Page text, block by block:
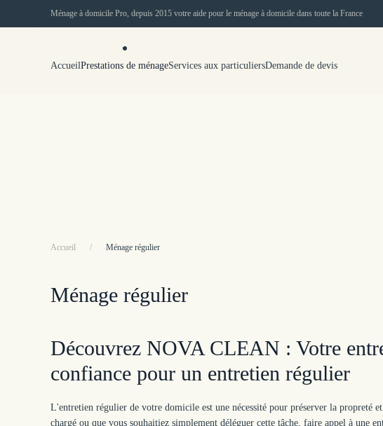
Ménage à domicile Pro, depuis 2015 votre aide pour le ménage à domicile dans toute la France
AccueilPrestations de ménageServices aux particuliersDemande de devis
Accueil Ménage régulier
Ménage régulier
Découvrez NOVA CLEAN : Votre
confiance pour un entretien régulier
L'entretien régulier de votre domicile est une nécessité pour préserver la propreté
chargé ou que vous souhaitiez simplement déléguer cette tâche, faire appel à une